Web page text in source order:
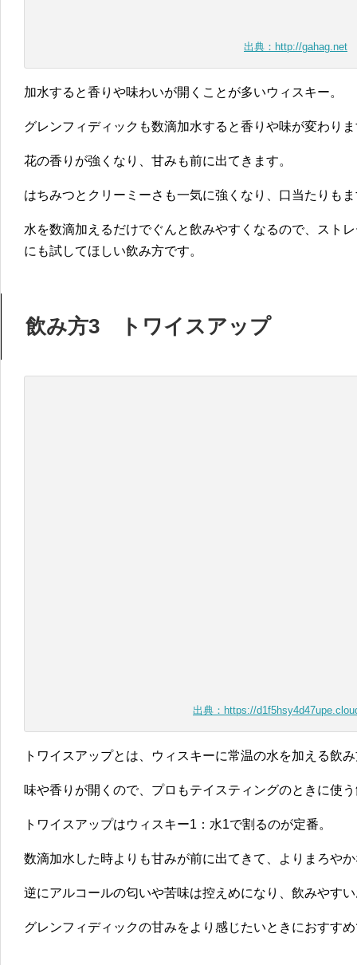
出典：http://gahag.net
加水すると香りや味わいが開くことが多いウィスキー。
グレンフィディックも数滴加水すると香りや味が変わり
花の香りが強くなり、甘みも前に出てきます。
はちみつとクリーミーさも一気に強くなり、口当たりも
水を数滴加えるだけでぐんと飲みやすくなるので、スト
にも試してほしい飲み方です。
飲み方3 トワイスアップ
出典：https://
トワイスアップとは、ウィスキーに常温の水を加える飲
味や香りが開くので、プロもテイスティングのときに使
トワイスアップはウィスキー1：水1で割るのが定番。
数滴加水した時よりも甘みが前に出てきて、よりまろや
逆にアルコールの匂いや苦味は控えめになり、飲みやす
グレンフィディックの甘みをより感じたいときにおすす